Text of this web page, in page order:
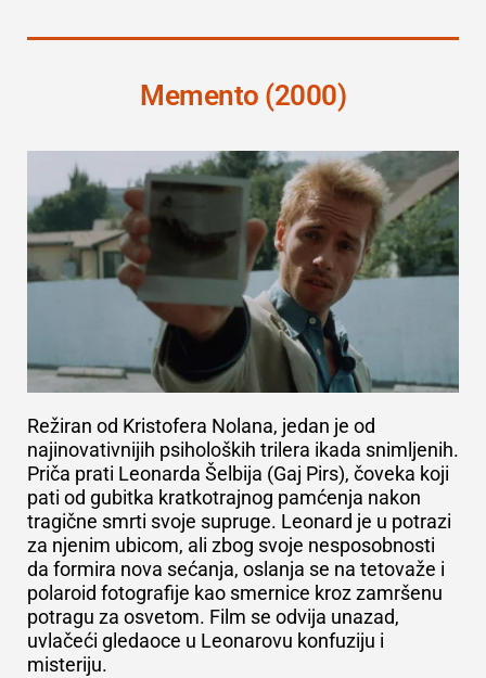
Memento (2000)
Režiran od Kristofera Nolana, jedan je od
najinovativnijih psiholoških trilera ikada snimljenih.
Priča prati Leonarda Šelbija (Gaj Pirs), čoveka koji
pati od gubitka kratkotrajnog pamćenja nakon
tragične smrti svoje supruge. Leonard je u potrazi
za njenim ubicom, ali zbog svoje nesposobnosti
da formira nova sećanja, oslanja se na tetovaže i
polaroid fotografije kao smernice kroz zamršenu
potragu za osvetom. Film se odvija unazad,
uvlačeći gledaoce u Leonarovu konfuziju i
misteriju.